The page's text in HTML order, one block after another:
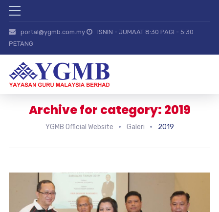
portal@ygmb.com.my
ISNIN - JUMAAT 8:30 PAGI - 5:30
PETANG
Archive for category: 2019
YGMB Official Website Galeri 2019